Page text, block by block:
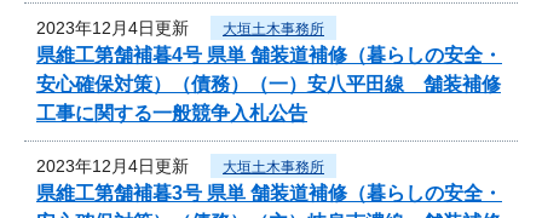
2023年12月4日更新 大垣土木事務所
県維工第舗補暮4号 県単 舗装道補修（暮らしの安全・
安心確保対策）（債務）（一）安八平田線 舗装補修
工事に関する一般競争入札公告
2023年12月4日更新 大垣土木事務所
県維工第舗補暮3号 県単 舗装道補修（暮らしの安全・